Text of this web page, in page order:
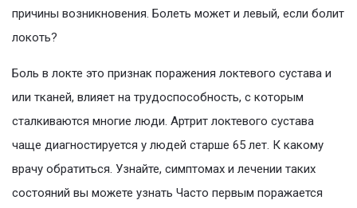
причины возникновения. Болеть может и левый, если болит
локоть?
Боль в локте это признак поражения локтевого сустава и
или тканей, влияет на трудоспособность, с которым
сталкиваются многие люди. Артрит локтевого сустава
чаще диагностируется у людей старше 65 лет. К какому
врачу обратиться. Узнайте, симптомах и лечении таких
состояний вы можете узнать Часто первым поражается